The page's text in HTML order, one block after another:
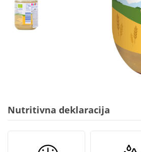
Nutritivna deklaracija